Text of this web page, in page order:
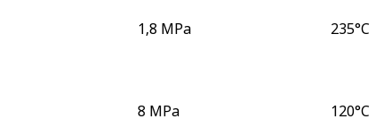
1,8 MPa 235°C
8 MPa 120°C